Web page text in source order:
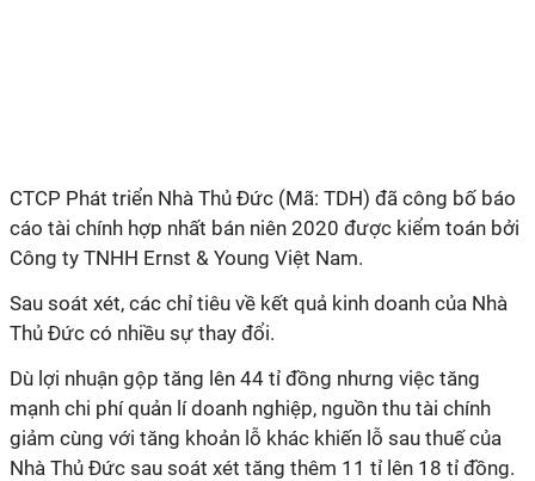
CTCP Phát triển Nhà Thủ Đức (Mã: TDH) đã công bố báo
cáo tài chính hợp nhất bán niên 2020 được kiểm toán bởi
Công ty TNHH Ernst & Young Việt Nam.
Sau soát xét, các chỉ tiêu về kết quả kinh doanh của Nhà
Thủ Đức có nhiều sự thay đổi.
Dù lợi nhuận gộp tăng lên 44 tỉ đồng nhưng việc tăng
mạnh chi phí quản lí doanh nghiệp, nguồn thu tài chính
giảm cùng với tăng khoản lỗ khác khiến lỗ sau thuế của
Nhà Thủ Đức sau soát xét tăng thêm 11 tỉ lên 18 tỉ đồng.